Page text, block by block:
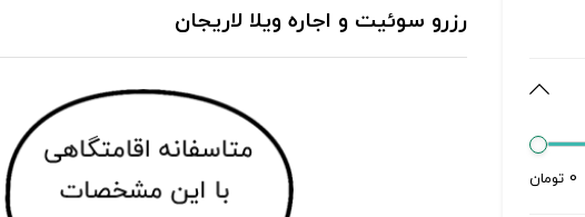
0 تومان
رزرو سوئیت و اجاره ویلا لاریجان